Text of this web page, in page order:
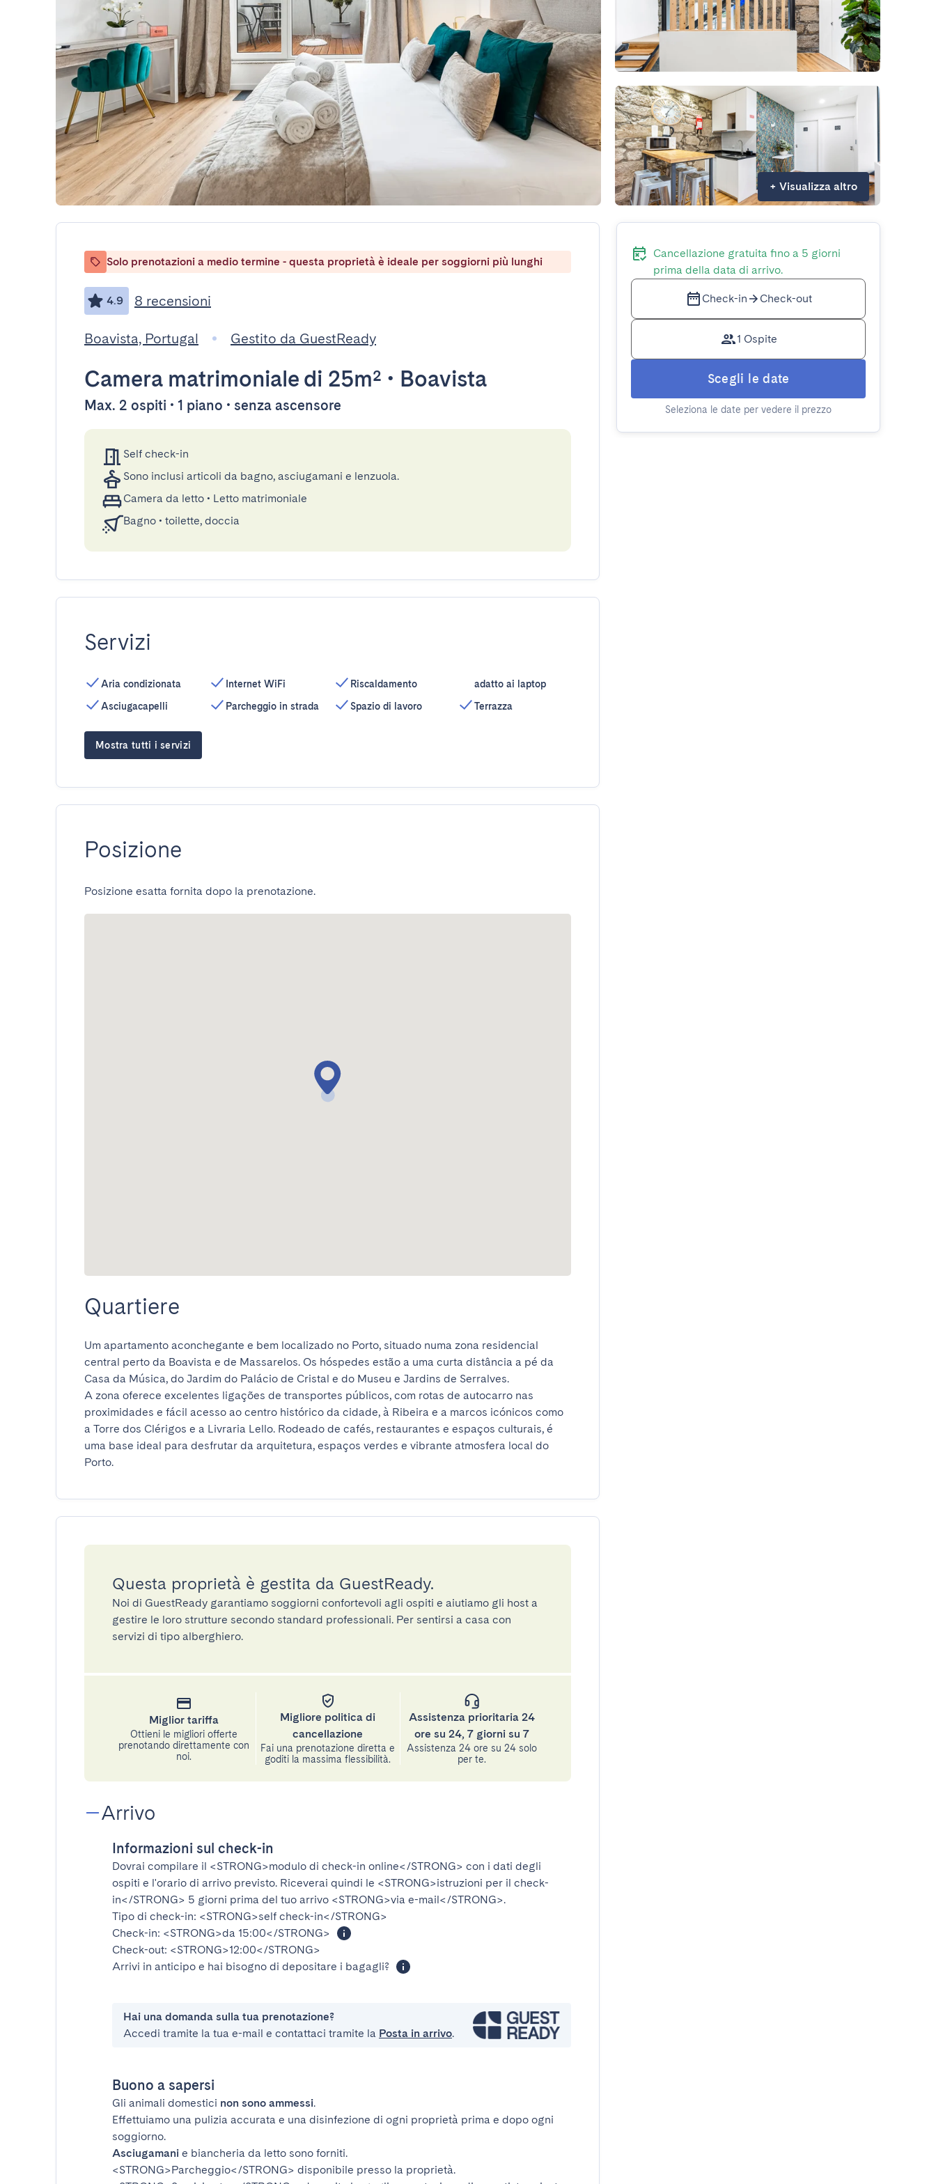
+ Visualizza altro
Solo prenotazioni a medio termine - questa proprietà è ideale per soggiorni più lunghi
4.9 8 recensioni
Boavista, Portugal Gestito da GuestReady
Camera matrimoniale di 25m² • Boavista
Max. 2 ospiti • 1 piano • senza ascensore
Self check-in
Sono inclusi articoli da bagno, asciugamani e lenzuola.
Camera da letto • Letto matrimoniale
Bagno • toilette, doccia
Servizi
Aria condizionata
Asciugacapelli
Internet WiFi
Parcheggio in strada
Riscaldamento
Spazio di lavoro
adatto ai laptop
Terrazza
Mostra tutti i servizi
Posizione
Posizione esatta fornita dopo la prenotazione.
Quartiere
Um apartamento aconchegante e bem localizado no Porto, situado numa zona residencial
central perto da Boavista e de Massarelos. Os hóspedes estão a uma curta distância a pé da
Casa da Música, do Jardim do Palácio de Cristal e do Museu e Jardins de Serralves.
A zona oferece excelentes ligações de transportes públicos, com rotas de autocarro nas
proximidades e fácil acesso ao centro histórico da cidade, à Ribeira e a marcos icónicos como
a Torre dos Clérigos e a Livraria Lello. Rodeado de cafés, restaurantes e espaços culturais, é
uma base ideal para desfrutar da arquitetura, espaços verdes e vibrante atmosfera local do
Porto.
Questa proprietà è gestita da GuestReady.
Noi di GuestReady garantiamo soggiorni confortevoli agli ospiti e aiutiamo gli host a
gestire le loro strutture secondo standard professionali. Per sentirsi a casa con
servizi di tipo alberghiero.
Miglior tariffa
Ottieni le migliori offerte
prenotando direttamente con
noi.
Migliore politica di
cancellazione
Fai una prenotazione diretta e
goditi la massima flessibilità.
Assistenza prioritaria 24
ore su 24, 7 giorni su 7
Assistenza 24 ore su 24 solo
per te.
Arrivo
Informazioni sul check-in
Dovrai compilare il <STRONG>modulo di check-in online</STRONG> con i dati degli
ospiti e l'orario di arrivo previsto. Riceverai quindi le <STRONG>istruzioni per il check-
in</STRONG> 5 giorni prima del tuo arrivo <STRONG>via e-mail</STRONG>.
Tipo di check-in: <STRONG>self check-in</STRONG>
Check-in: <STRONG>da 15:00</STRONG>
Check-out: <STRONG>12:00</STRONG>
Arrivi in anticipo e hai bisogno di depositare i bagagli?
Hai una domanda sulla tua prenotazione?
Accedi tramite la tua e-mail e contattaci tramite la Posta in arrivo.
Buono a sapersi
Gli animali domestici non sono ammessi.
Effettuiamo una pulizia accurata e una disinfezione di ogni proprietà prima e dopo ogni
soggiorno.
Asciugamani e biancheria da letto sono forniti.
<STRONG>Parcheggio</STRONG> disponibile presso la proprietà.
Cancellazione gratuita fino a 5 giorni
prima della data di arrivo.
Check-in Check-out
1 Ospite
Scegli le date
Seleziona le date per vedere il prezzo